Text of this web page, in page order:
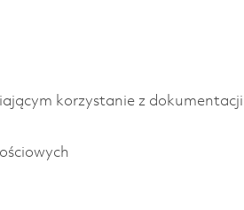
korzystanie z dokumentacji